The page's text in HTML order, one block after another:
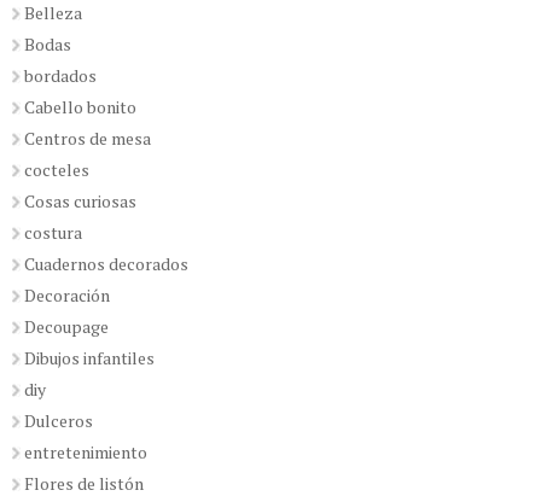
Belleza
Bodas
bordados
Cabello bonito
Centros de mesa
cocteles
Cosas curiosas
costura
Cuadernos decorados
Decoración
Decoupage
Dibujos infantiles
diy
Dulceros
entretenimiento
Flores de listón